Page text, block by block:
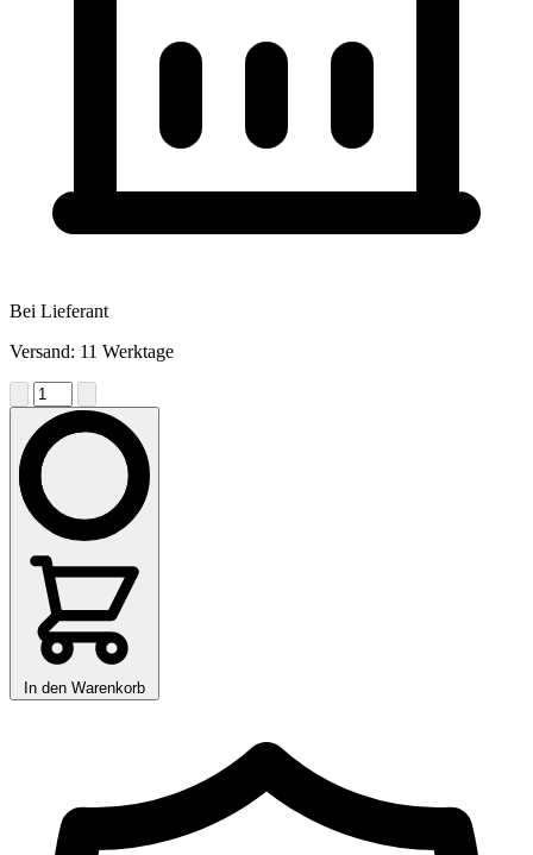
Bei Lieferant
Versand: 11 Werktage
In den Warenkorb